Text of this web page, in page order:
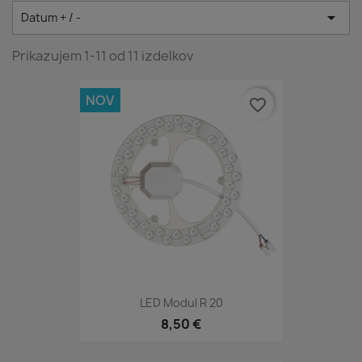
Datum + / - 
Prikazujem 1-11 od 11 izdelkov
LED Modul R 20
8,50 €
NOV favorite_border